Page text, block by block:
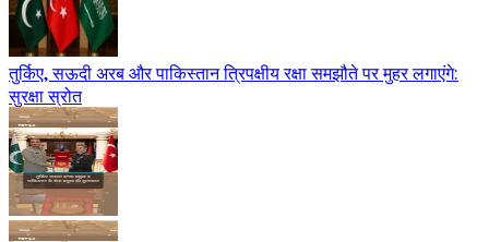
तुर्किए, सऊदी अरब और पाकिस्तान त्रिपक्षीय रक्षा समझौते पर मुहर लगाएंगे:
सुरक्षा स्रोत